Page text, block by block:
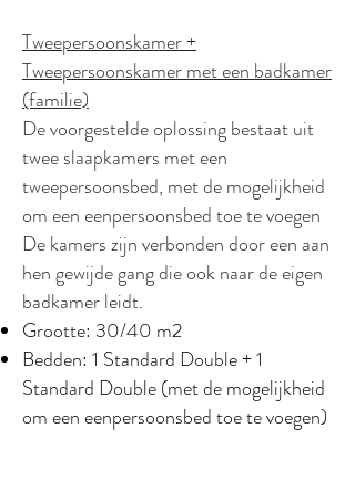
Tweepersoonskamer +
Tweepersoonskamer met een badkamer
(familie)
De voorgestelde oplossing bestaat uit
twee slaapkamers met een
tweepersoonsbed, met de mogelijkheid
om een eenpersoonsbed toe te voegen
De kamers zijn verbonden door een aan
hen gewijde gang die ook naar de eigen
badkamer leidt.
Grootte: 30/40 m2
Bedden: 1 Standard Double + 1
Standard Double (met de mogelijkheid
om een eenpersoonsbed toe te voegen)